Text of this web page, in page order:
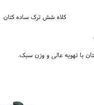
کلاه شش ترک ساده کتان
با تهویه عالی و وزن سبک.